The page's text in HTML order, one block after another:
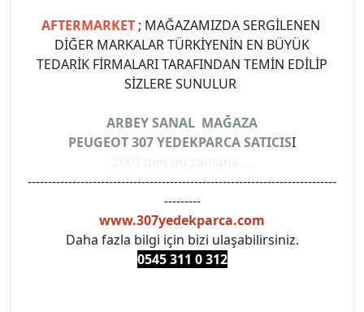
AFTERMARKET ; MAĞAZAMIZDA SERGİLENEN
DİĞER MARKALAR TÜRKİYENİN EN BÜYÜK
TEDARİK FİRMALARI TARAFINDAN TEMİN EDİLİP
SİZLERE SUNULUR
ARBEY SANAL MAĞAZA
PEUGEOT 307 YEDEKPARCA SATICISI
----------------------------------------------------------------------------
---------
www.307yedekparca.com
Daha fazla bilgi için bizi ulaşabilirsiniz.
0545 311 0 312